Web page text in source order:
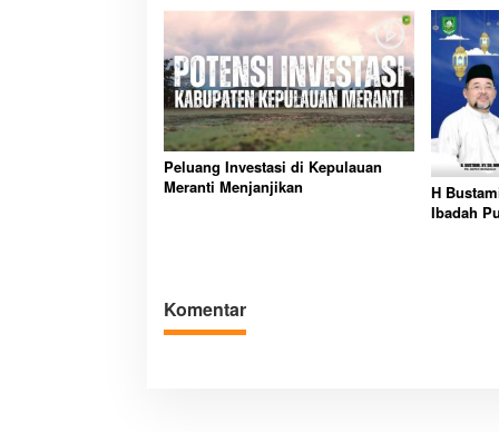
Peluang Investasi di Kepulauan
Meranti Menjanjikan
H
Ibadah
Komentar
Partisipasi
Pelayanan
Diadakan di